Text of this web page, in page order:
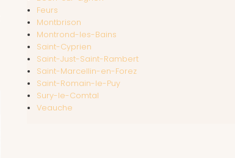
Feurs
Montbrison
Montrond-les-Bains
Saint-Cyprien
Saint-Just-Saint-Rambert
Saint-Marcellin-en-Forez
Saint-Romain-le-Puy
Sury-le-Comtal
Veauche